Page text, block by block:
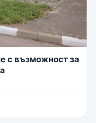
с възможност за